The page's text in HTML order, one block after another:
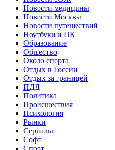
Новости медицины
Новости Москвы
Новости путешествий
Ноутбуки и ПК
Образование
Общество
Около спорта
Отдых в России
Отдых за границей
ПДД
Политика
Происшествия
Психология
Рынки
Сериалы
Софт
Спорт